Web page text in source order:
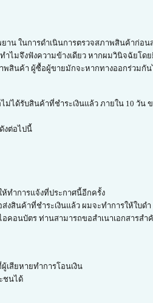
าน ในการดำเนินการตรวจสภาพสินค้าก่อ
ไมจึงฟังความข้างเดียว หากผมวินิจฉัยโด
พสินค้า ผู้ซื้อผู้ขายมักจะหากทางออกร่วมกั
ด้รับสินค้าที่ชำระเงินแล้ว ภายใน 10 วัน
งต่อไปนี้
ห้ทำการแจ้งที่ประกาศนี้อีกครั้ง
งสินค้าที่ชำระเงินแล้ว ผมจะทำการให้ใบดำ
อนบัตร ท่านสามารถขอสำเนาเอกสารสำ
สียหายทำการโอนเงิน
ชนได้